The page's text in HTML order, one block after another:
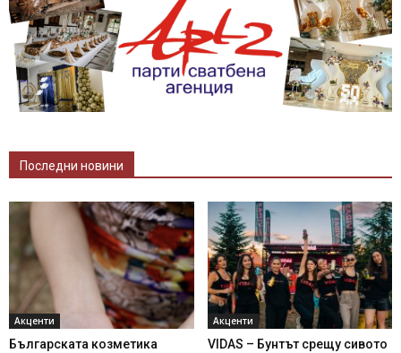
Последни новини
Акценти
Българската козметика
Акценти
VIDAS – Бунтът срещу сивото